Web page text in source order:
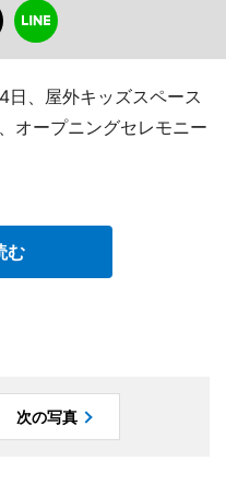
日、屋外キッズスペース
オープニングセレモニー
む
次の写真